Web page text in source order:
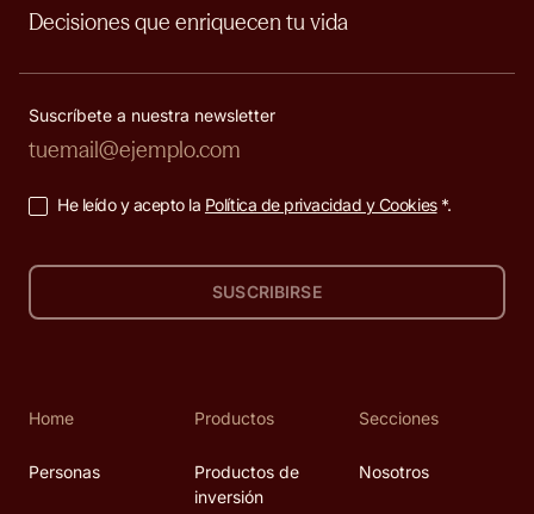
Decisiones que enriquecen tu vida
Suscríbete a nuestra newsletter
He leído y acepto la Política de privacidad y Cookies*.
SUSCRIBIRSE
Home
Personas
Productos
Productos de
inversión
Secciones
Nosotros